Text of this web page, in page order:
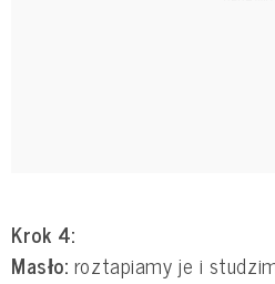
Krok 4:
Masło: roztapiamy je i